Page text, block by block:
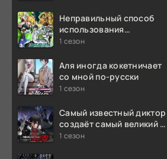
Неправильный способ
использования
исцеляющей магии
1 сезон
Аля иногда кокетничает
со мной по-русски
1 сезон
Самый известный диктор
создаёт самый великий в
мире клан
1 сезон